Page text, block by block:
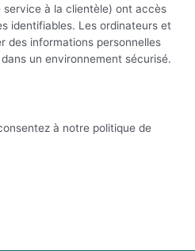
à la clientèle) ont accès
identifiables. Les ordinateurs et
des informations personnelles
un environnement sécurisé.
à notre politique de